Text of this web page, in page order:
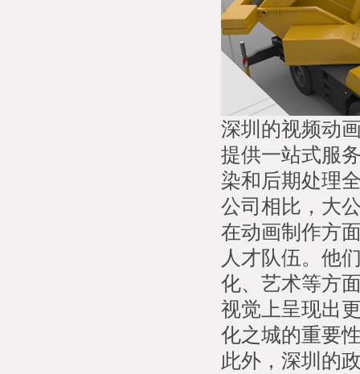
深圳的视频动
提供一站式服
染和后期处理
公司相比，大
在动画制作方
人才队伍。他
化、艺术等方
视觉上呈现出
化之城的重要
此外，深圳的